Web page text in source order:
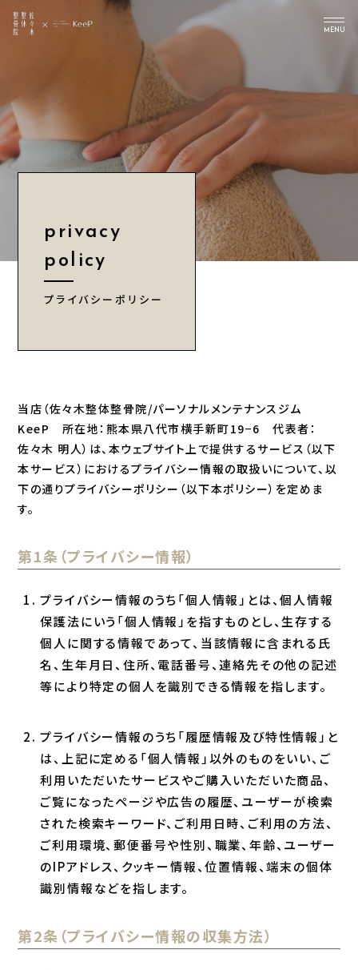
MENU
PICK UP
ABOUT US
Instagram
CONTENTS
NEWS
CONTACT
キャンペーン一覧
お知らせ一覧
コンテンツ一覧
privacy
policy
プライバシーポリシー
当店（佐々木整体整骨院/パーソナルメンテナンスジム
KeeP 所在地：熊本県八代市横手新町19−6 代表者：
佐々木 明人）は、本ウェブサイト上で提供するサービス（以下
本サービス）におけるプライバシー情報の取扱いについて、以
下の通りプライバシーポリシー（以下本ポリシー）を定めま
す。
第1条（プライバシー情報）
プライバシー情報のうち「個人情報」とは、個人情報
保護法にいう「個人情報」を指すものとし、生存する
個人に関する情報であって、当該情報に含まれる氏
名、生年月日、住所、電話番号、連絡先その他の記述
等により特定の個人を識別できる情報を指します。
プライバシー情報のうち「履歴情報及び特性情報」と
は、上記に定める「個人情報」以外のものをいい、ご
利用いただいたサービスやご購入いただいた商品、
ご覧になったページや広告の履歴、ユーザーが検索
された検索キーワード、ご利用日時、ご利用の方法、
ご利用環境、郵便番号や性別、職業、年齢、ユーザー
のIPアドレス、クッキー情報、位置情報、端末の個体
識別情報などを指します。
第2条（プライバシー情報の収集方法）